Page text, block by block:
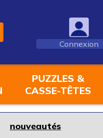
Connexion
PUZZLES &
CASSE-TÊTES
nouveautés